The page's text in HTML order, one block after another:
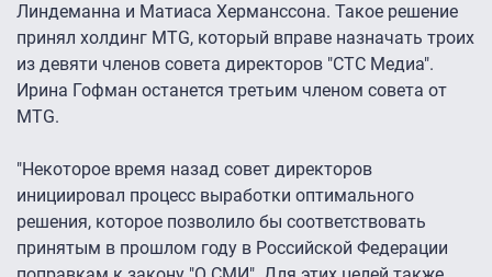
Линдеманна и Матиаса Херманссона. Такое решение
принял холдинг MTG, который вправе назначать троих
из девяти членов совета директоров "СТС Медиа".
Ирина Гофман останется третьим членом совета от
MTG.
"Некоторое время назад совет директоров
инициировал процесс выработки оптимального
решения, которое позволило бы соответствовать
принятым в прошлом году в Российской Федерации